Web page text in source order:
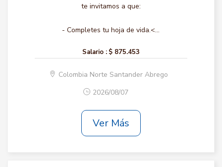
te invitamos a que:
- Completes tu hoja de vida.<...
Salario : $ 875.453
Colombia Norte Santander Abrego
2026/08/07
Ver Más